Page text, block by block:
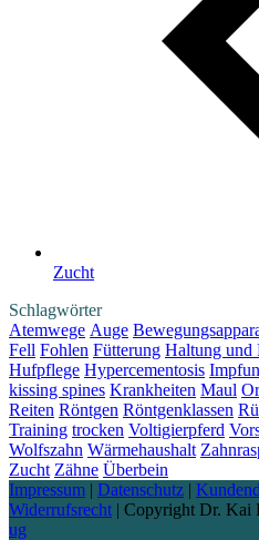
Zucht
Schlagwörter
Atemwege Auge
Fell Fohlen Fütterung Haltung und
Hufpflege Hypercementosis
kissing spines Krankheiten Maul
Reiten Röntgen Röntgenklassen
Training trocken Voltigierpferd
Wolfszahn Wärmehaushalt
Zucht Zähne Überbein
Impressum | Datenschutz |
Widerrufsrecht | Copyright Dr. Kai
ug